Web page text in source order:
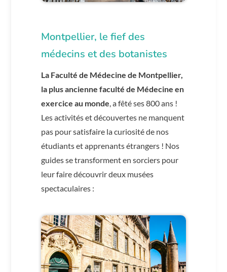
Montpellier, le fief des
médecins et des botanistes
La Faculté de Médecine de Montpellier,
la plus ancienne faculté de Médecine en
exercice au monde , a fêté ses 800 ans !
Les activités et découvertes ne manquent
pas pour satisfaire la curiosité de nos
étudiants et apprenants étrangers ! Nos
guides se transforment en sorciers pour
leur faire découvrir deux musées
spectaculaires :